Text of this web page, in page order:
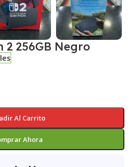
256GB Negro
Al Carrito
Ahora